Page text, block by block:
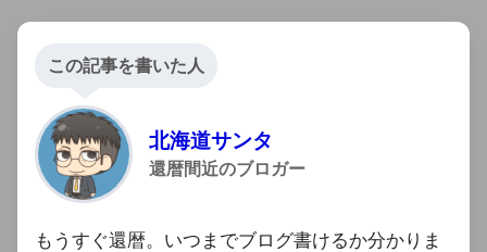
この記事を書いた人
北海道サンタ
還暦間近のブロガー
もうすぐ還暦。いつまでブログ書けるか分かりま